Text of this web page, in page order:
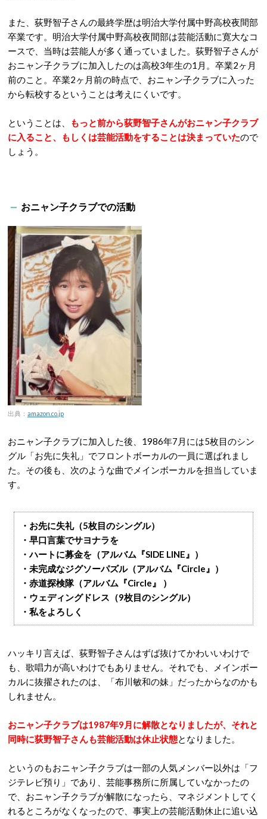
また、荻野智子さんの最終学歴は明治大学付属中野高校夜間部
卒業です。明治大学付属中野高校夜間部は芸能活動に寛大なコ
ースで、当時は芸能人が多く通っていました。荻野智子さんが
おニャン子クラブに加入したのは高校3年生の1月。卒業2ヶ月
前のこと。卒業2ヶ月前の時点で、おニャン子クラブに入った
から転校するということは考えにくいです。
ということは、
もっと前から荻野智子さんがおニャン子クラブ
に入ること、もしくは芸能活動をすることは決まっていたので
しょう。
おニャン子クラブでの活動
出典： amazon.co.jp
おニャン子クラブに加入した後、1986年7月には5枚目のシン
グル「お先に失礼」でフロントボーカルの一員に選ばれまし
た。その後も、次のような曲でメインボーカルを担当していま
す。
・お先に失礼（5枚目のシングル）
・早口言葉でサヨナラを
・ハートに募金を（アルバム『SIDE LINE』）
・未完成なジグソーパズル（アルバム『Circle』）
・赤道探検隊（アルバム『Circle』 ）
・ウェディングドレス（9枚目のシングル）
・私をよろしく
ハッキリ言えば、荻野智子さんはずば抜けてかわいいわけで
も、歌唱力が高いわけでもありません。それでも、メインボー
カルに抜擢されたのは、「布川敏和の妹」だったからなのかも
しれません。
おニャン子クラブは1987年9月に解散となりましたが、それと
同時に荻野智子さんも芸能活動は休止状態となりました。
というのもおニャン子クラブは一部の人気メンバー以外は「フ
ジテレビ預り」であり、芸能事務所に所属していなかったの
で、おニャン子クラブが解散になったら、マネジメントしてく
れるところがなくなったので、事実上の芸能活動休止に追い込